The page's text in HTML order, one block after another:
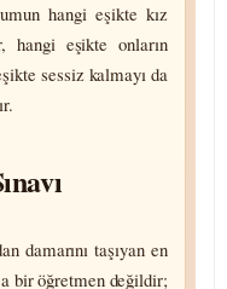
hangi eşikte kız
hangi eşikte onların
sessiz kalmayı da
damarını taşıyan en
bir öğretmen değildir;